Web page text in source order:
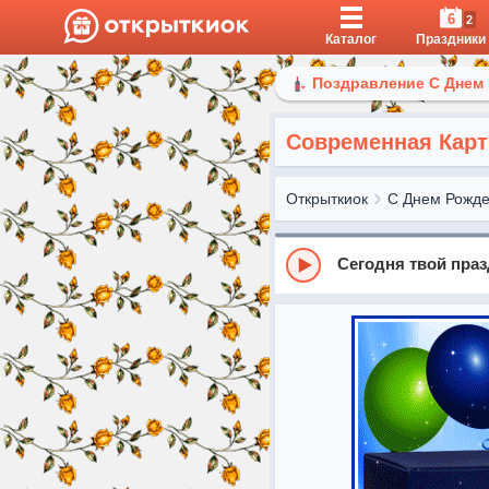
Каталог
6 2
Праздники
Поздравление С
Современная
Открыткиок С Днем
Сегодня твой